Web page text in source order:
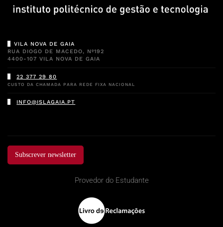
VILA NOVA DE GAIA
RUA DIOGO DE MACEDO, Nº192
4400-107 VILA NOVA DE GAIA
22 377 29 80
CUSTO DA CHAMADA PARA REDE FIXA NACIONAL
INFO@ISLAGAIA.PT
Subscrever newsletter
Provedor do Estudante